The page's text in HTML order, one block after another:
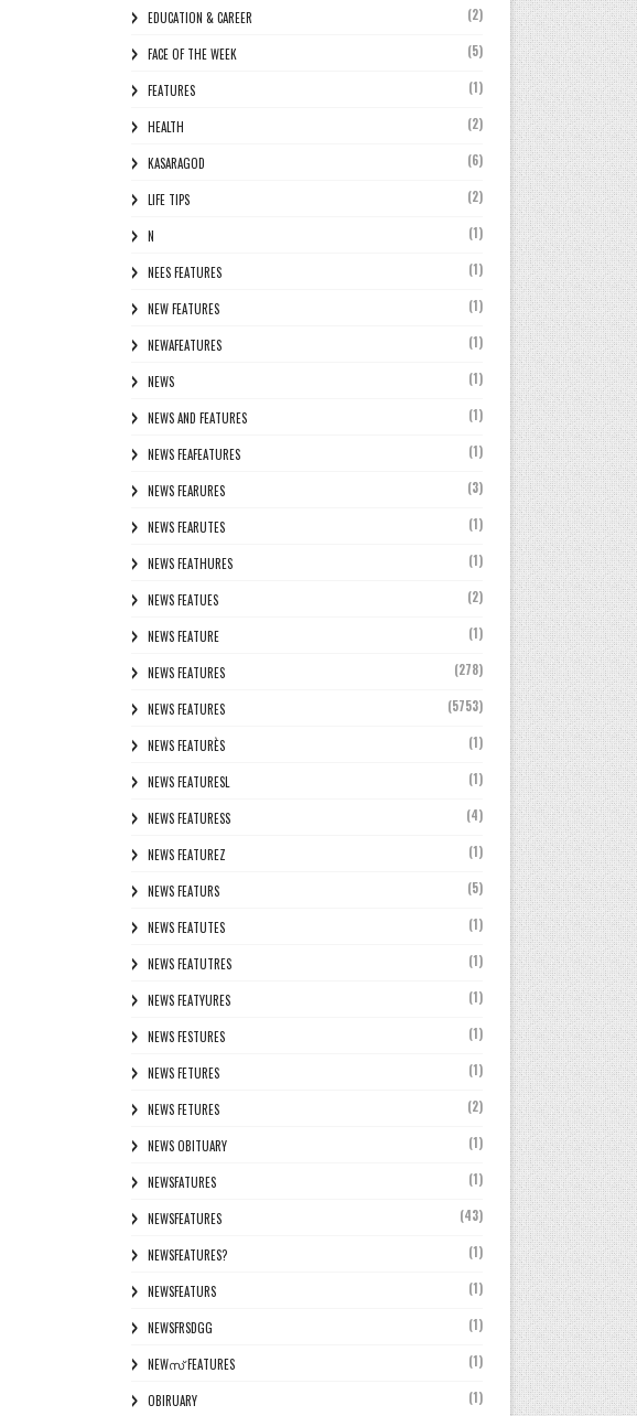
EDUCATION & CAREER (2)
FACE OF THE WEEK (5)
FEATURES (1)
HEALTH (2)
KASARAGOD (6)
LIFE TIPS (2)
N (1)
NEES FEATURES (1)
NEW FEATURES (1)
NEWAFEATURES (1)
NEWS (1)
NEWS AND FEATURES (1)
NEWS FEAFEATURES (1)
NEWS FEARURES (3)
NEWS FEARUTES (1)
NEWS FEATHURES (1)
NEWS FEATUES (2)
NEWS FEATURE (1)
NEWS FEATURES (278)
NEWS FEATURES (5753)
NEWS FEATURÈS (1)
NEWS FEATURESL (1)
NEWS FEATURESS (4)
NEWS FEATUREZ (1)
NEWS FEATURS (5)
NEWS FEATUTES (1)
NEWS FEATUTRES (1)
NEWS FEATYURES (1)
NEWS FESTURES (1)
NEWS FETURES (1)
NEWS FETURES (2)
NEWS OBITUARY (1)
NEWSFATURES (1)
NEWSFEATURES (43)
NEWSFEATURES? (1)
NEWSFEATURS (1)
NEWSFRSDGG (1)
NEWസ് FEATURES (1)
OBIRUARY (1)